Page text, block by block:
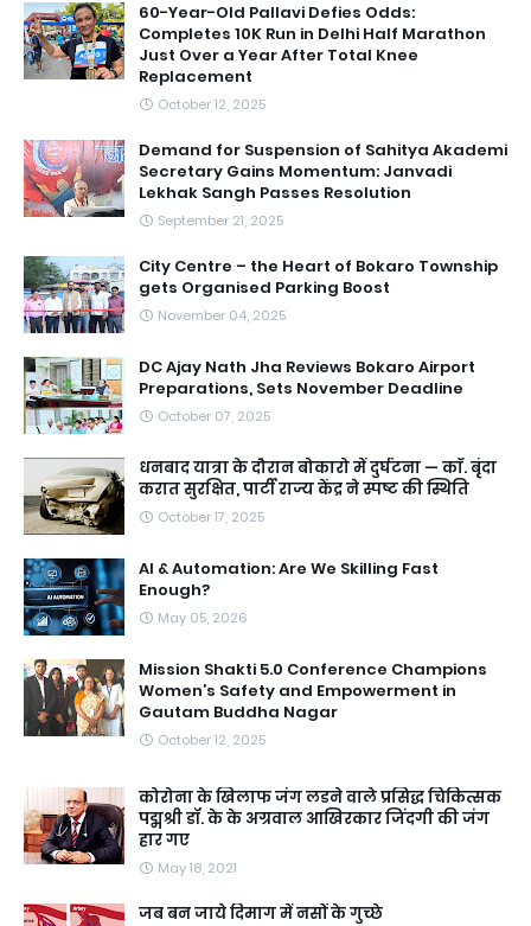
60-Year-Old Pallavi Defies Odds:
Completes 10K Run in Delhi Half Marathon
Just Over a Year After Total Knee
Replacement
October 12, 2025
Demand for Suspension of Sahitya Akademi
Secretary Gains Momentum: Janvadi
Lekhak Sangh Passes Resolution
September 21, 2025
City Centre – the Heart of Bokaro Township
gets Organised Parking Boost
November 04, 2025
DC Ajay Nath Jha Reviews Bokaro Airport
Preparations, Sets November Deadline
October 07, 2025
धनबाद यात्रा के दौरान बोकारो में दुर्घटना — काॅ. बृंदा
करात सुरक्षित, पार्टी राज्य केंद्र ने स्पष्ट की स्थिति
October 17, 2025
AI & Automation: Are We Skilling Fast
Enough?
May 05, 2026
Mission Shakti 5.0 Conference Champions
Women’s Safety and Empowerment in
Gautam Buddha Nagar
October 12, 2025
कोरोना के खिलाफ जंग लडने वाले प्रसिद्ध चिकित्सक
पद्मश्री डॉ. के के अग्रवाल आखिरकार जिंदगी की जंग
हार गए
May 18, 2021
जब बन जाये दिमाग में नसों के गुच्छे